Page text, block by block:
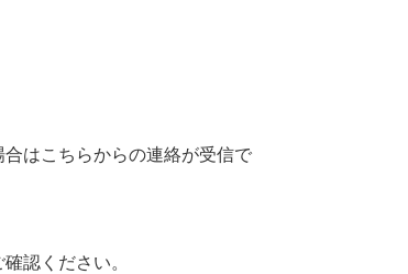
はこちらからの連絡が受信で
認ください。